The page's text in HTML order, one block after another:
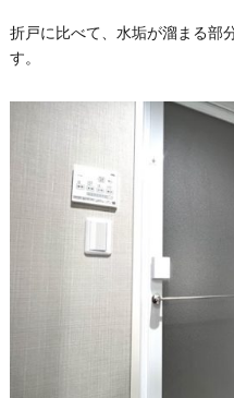
折戸に比べて、水垢が溜まる部
す。